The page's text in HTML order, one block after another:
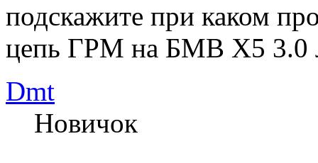
подскажите при каком
цепь ГРМ на БМВ Х5 3.0
Dmt
Новичок